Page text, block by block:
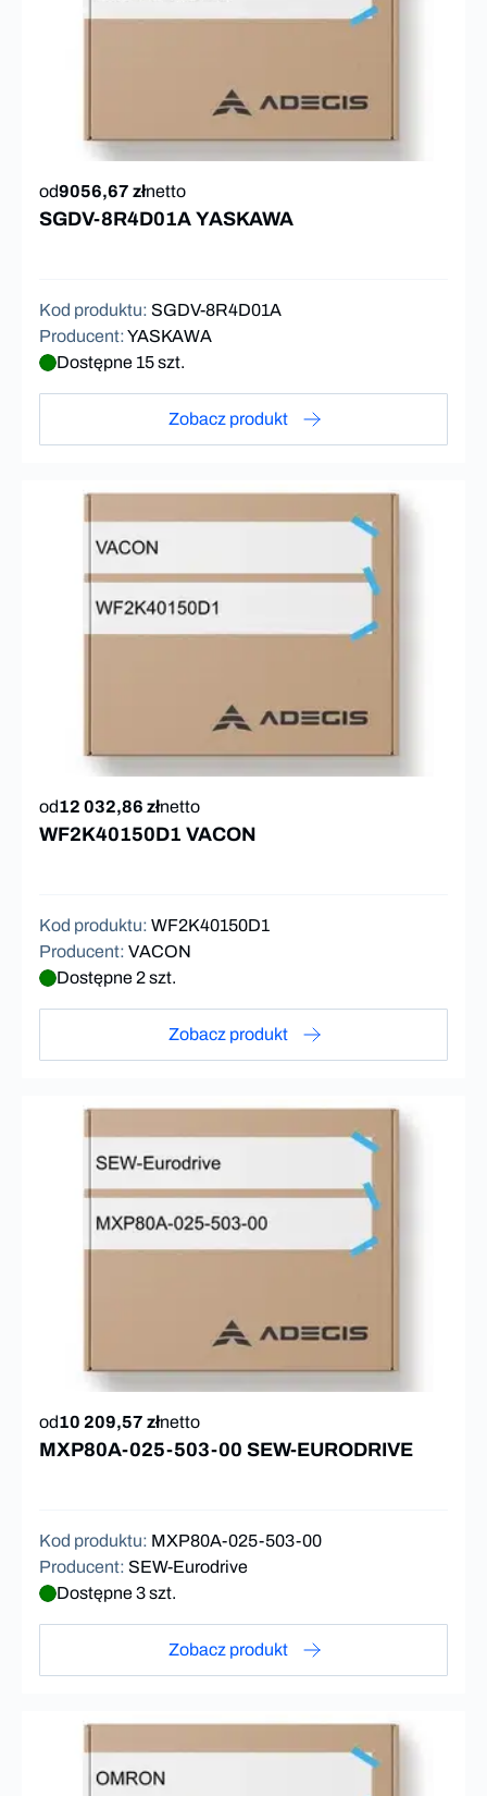
od9056,67 złnetto
SGDV-8R4D01A YASKAWA
Kod produktu: SGDV-8R4D01A
Producent:YASKAWA
Dostępne 15 szt.
Zobacz produkt
od12 032,86 złnetto
WF2K40150D1 VACON
Kod produktu: WF2K40150D1
Producent: VACON
Dostępne 2 szt.
Zobacz produkt
od10 209,57 złnetto
MXP80A-025-503-00 SEW-EURODRIVE
Kod produktu: MXP80A-025-503-00
Producent: SEW-Eurodrive
Dostępne 3 szt.
Zobacz produkt